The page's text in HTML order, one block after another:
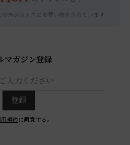
方がおトクにお買い物をされています
マガジン登録
登録
用規約 に同意する。